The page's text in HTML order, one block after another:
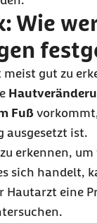
Wie
meist gut zu
Fuß
ausgesetzt ist.
erkennen, um
sich handelt,
Hautarzt eine